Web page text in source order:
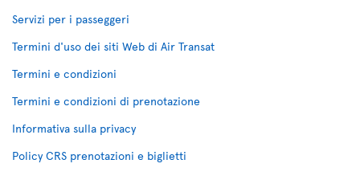
Servizi per i passeggeri
Termini d'uso dei siti Web di Air Transat
Termini e condizioni
Termini e condizioni di prenotazione
Informativa sulla privacy
Policy CRS prenotazioni e biglietti